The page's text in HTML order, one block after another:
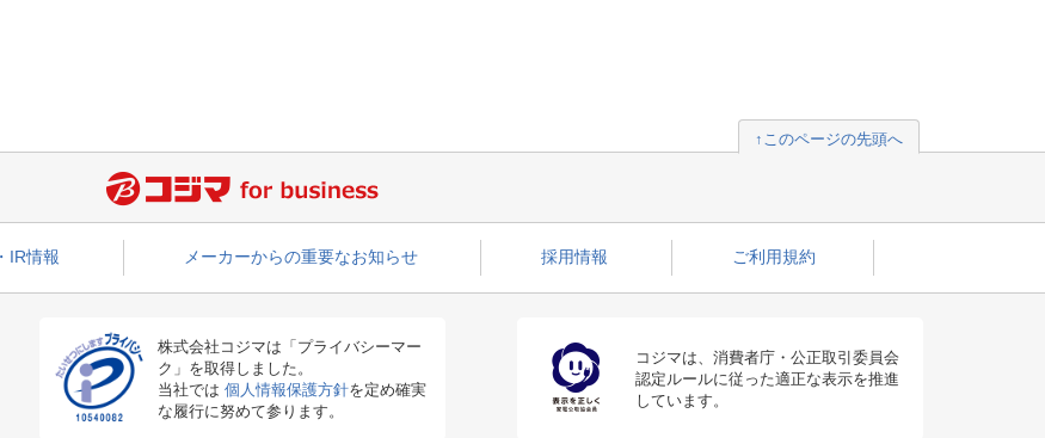
↑このページの先頭へ
IR情報 メーカーからの重要なお知らせ 採用情報 ご利用規約
株式会社コジマは「プライバシーマー
ク」を取得しました。
当社では 個人情報保護方針を定め確実
な履行に努めて参ります。
コジマは、消費者庁・公正取引委員会
認定ルールに従った適正な表示を推進
しています。